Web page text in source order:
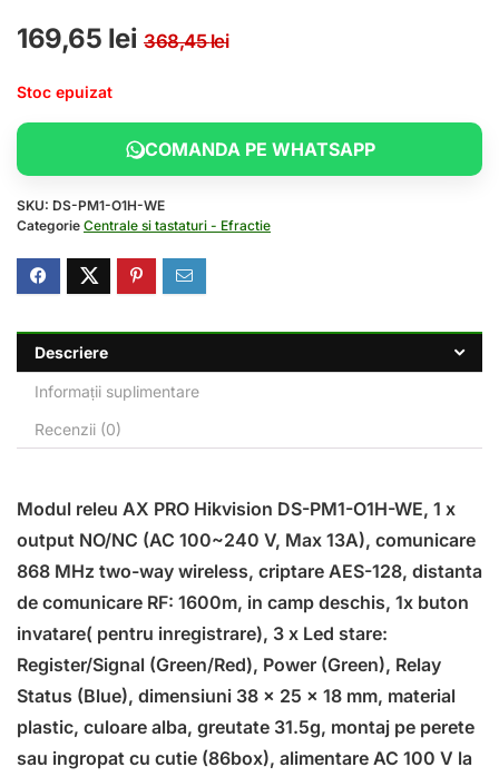
368,45leiPrețul inițial a fost:
169,65 lei Prețul curent este:
Stoc epuizat
COMANDA PE WHATSAPP
SKU: DS-PM1-O1H-WE
Categorie Centrale si tastaturi - Efractie
Descriere
Informații suplimentare
Recenzii (0)
Modul releu AX PRO Hikvision DS-PM1-O1H-WE, 1 x
output NO/NC (AC 100~240 V, Max 13A), comunicare
868 MHz two-way wireless, criptare AES-128, distanta
de comunicare RF: 1600m, in camp deschis, 1x buton
invatare( pentru inregistrare), 3 x Led stare:
Register/Signal (Green/Red), Power (Green), Relay
Status (Blue), dimensiuni 38 x 25 x 18 mm, material
plastic, culoare alba, greutate 31.5g, montaj pe perete
sau ingropat cu cutie (86box), alimentare AC 100 V la